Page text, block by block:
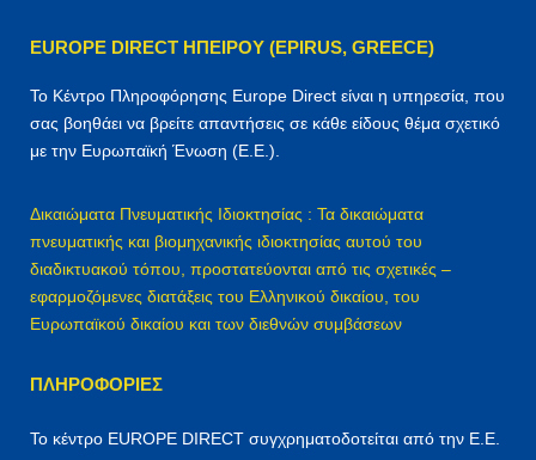
η
EUROPE DIRECT ΗΠΕΙΡΟΥ (EPIRUS, GREECE)
Το Κέντρο Πληροφόρησης Europe Direct είναι η υπηρεσία, που
σας βοηθάει να βρείτε απαντήσεις σε κάθε είδους θέμα σχετικό
με την Ευρωπαϊκή Ένωση (Ε.Ε.).
Δικαιώματα Πνευματικής Ιδιοκτησίας : Τα δικαιώματα
πνευματικής και βιομηχανικής ιδιοκτησίας αυτού του
διαδικτυακού τόπου, προστατεύονται από τις σχετικές –
εφαρμοζόμενες διατάξεις του Ελληνικού δικαίου, του
Ευρωπαϊκού δικαίου και των διεθνών συμβάσεων
ΠΛΗΡΟΦΟΡΊΕΣ
Το κέντρο EUROPE DIRECT συγχρηματοδοτείται από την Ε.Ε.